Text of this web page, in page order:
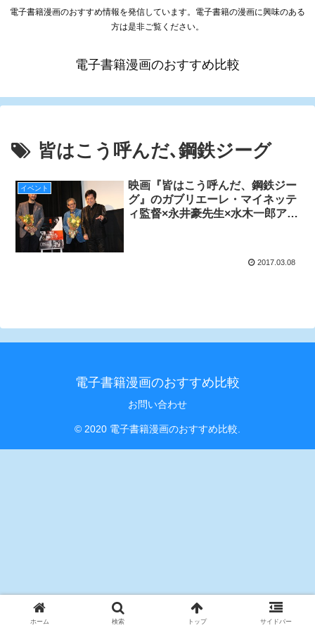
電子書籍漫画のおすすめ情報を発信しています。電子書籍の漫画に興味のある
方は是非ご覧ください。
電子書籍漫画のおすすめ比較
皆はこう呼んだ､鋼鉄ジーグ
イベント
映画『皆はこう呼んだ、鋼鉄ジー
グ』のガブリエーレ・マイネッテ
ィ監督×永井豪先生×水木一郎アニ
2017.03.08
電子書籍漫画のおすすめ比較
お問い合わせ
© 2020 電子書籍漫画のおすすめ比較.
ホーム 検索 トップ サイドバー